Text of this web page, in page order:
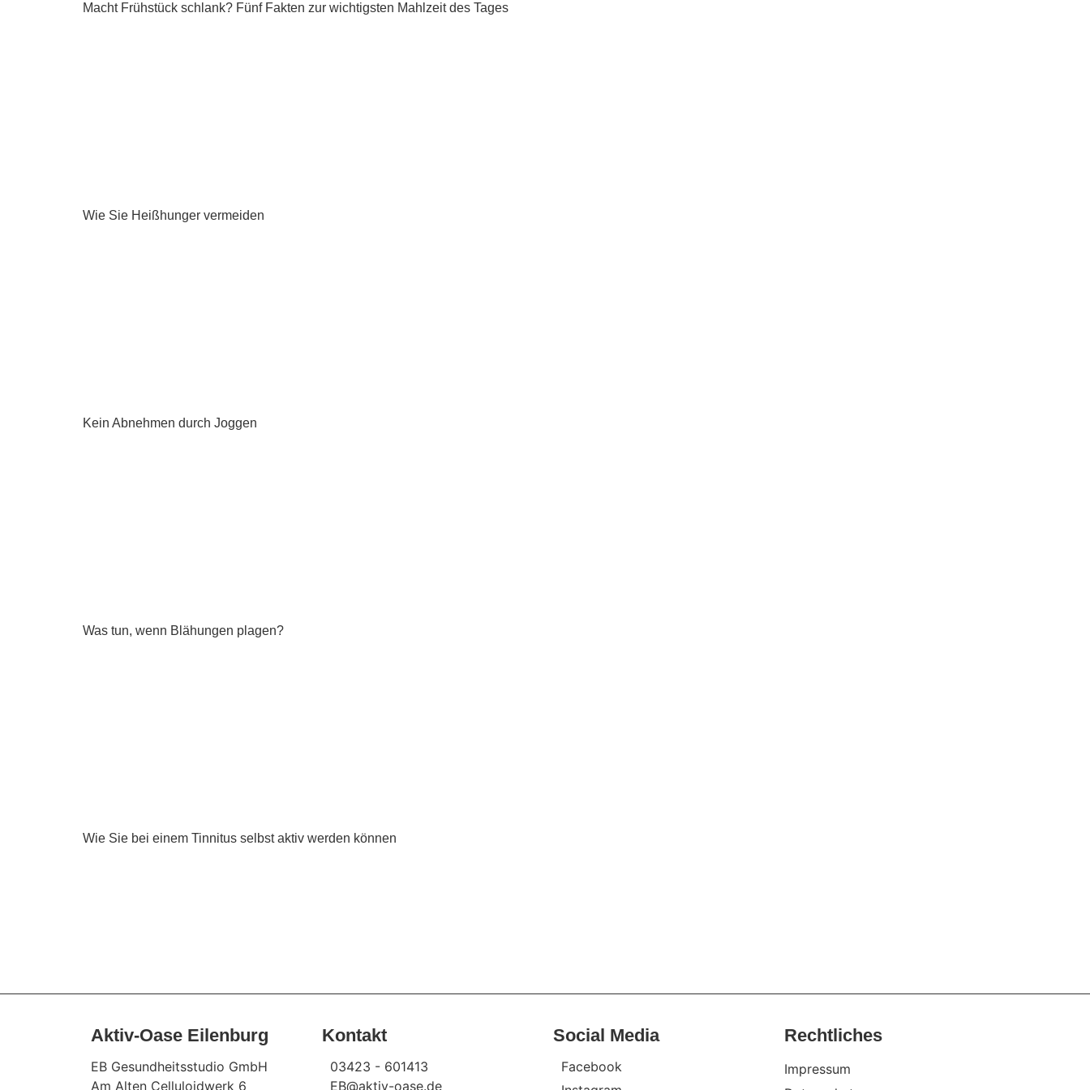
Macht Frühstück schlank? Fünf Fakten zur wichtigsten Mahlzeit des Tages
Wie Sie Heißhunger vermeiden
Kein Abnehmen durch Joggen
Was tun, wenn Blähungen plagen?
Wie Sie bei einem Tinnitus selbst aktiv werden können
Aktiv-Oase Eilenburg
EB Gesundheitsstudio GmbH
Am Alten Celluloidwerk 6
Kontakt
03423 - 601413
EB@aktiv-oase.de
Social Media
Facebook
Rechtliches
Impressum